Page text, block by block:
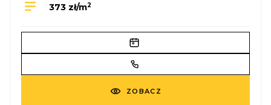
373 zł/m2
ZOBACZ